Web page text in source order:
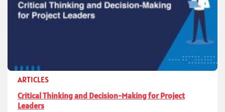
ARTICLES
Critical Thinking and Decision-Making for Project
Leaders